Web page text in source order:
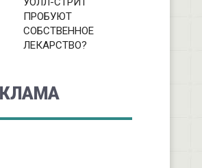
ПРОБУЮТ
СОБСТВЕННОЕ
ЛЕКАРСТВО?